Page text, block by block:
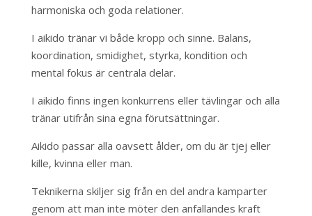
harmoniska och goda relationer.
I aikido tränar vi både kropp och sinne. Balans,
koordination, smidighet, styrka, kondition och
mental fokus är centrala delar.
I aikido finns ingen konkurrens eller tävlingar och alla
tränar utifrån sina egna förutsättningar.
Aikido passar alla oavsett ålder, om du är tjej eller
kille, kvinna eller man.
Teknikerna skiljer sig från en del andra kamparter
genom att man inte möter den anfallandes kraft